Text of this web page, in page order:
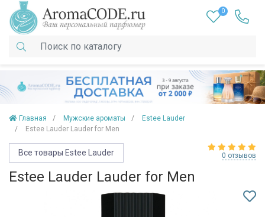
0
Главная Мужские ароматы
Estee Lauder
Estee Lauder Lauder for Men
Все товары Estee Lauder 0 отзывов
Estee Lauder Lauder for Men